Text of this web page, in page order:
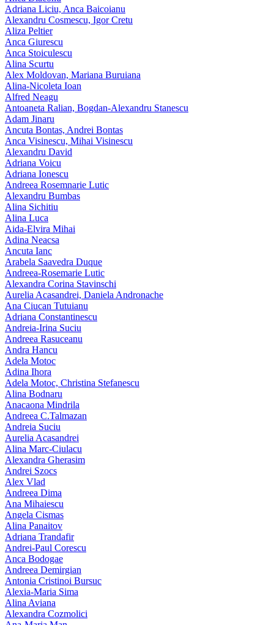
Adriana Liciu, Anca Baicoianu
Alexandru Cosmescu, Igor Cretu
Aliza Peltier
Anca Giurescu
Anca Stoiculescu
Alina Scurtu
Alex Moldovan, Mariana Buruiana
Alina-Nicoleta Ioan
Alfred Neagu
Antoaneta Ralian, Bogdan-Alexandru Stanescu
Adam Jinaru
Ancuta Bontas, Andrei Bontas
Anca Visinescu, Mihai Visinescu
Alexandru David
Adriana Voicu
Adriana Ionescu
Andreea Rosemnarie Lutic
Alexandru Bumbas
Alina Sichitiu
Alina Luca
Aida-Elvira Mihai
Adina Neacsa
Ancuta Ianc
Arabela Saavedra Duque
Andreea-Rosemarie Lutic
Alexandra Corina Stavinschi
Aurelia Acasandrei, Daniela Andronache
Ana Ciucan Tutuianu
Adriana Constantinescu
Andreia-Irina Suciu
Andreea Rasuceanu
Andra Hancu
Adela Motoc
Adina Ihora
Adela Motoc, Christina Stefanescu
Alina Bodnaru
Anacaona Mindrila
Andreea C.Talmazan
Andreia Suciu
Aurelia Acasandrei
Alina Marc-Ciulacu
Alexandra Gherasim
Andrei Szocs
Alex Vlad
Andreea Dima
Ana Mihaiescu
Angela Cismas
Alina Panaitov
Adriana Trandafir
Andrei-Paul Corescu
Anca Bodogae
Andreea Demirgian
Antonia Cristinoi Bursuc
Alexia-Maria Sima
Alina Aviana
Alexandra Cozmolici